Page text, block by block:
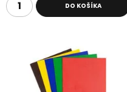
DO KOŠÍKA